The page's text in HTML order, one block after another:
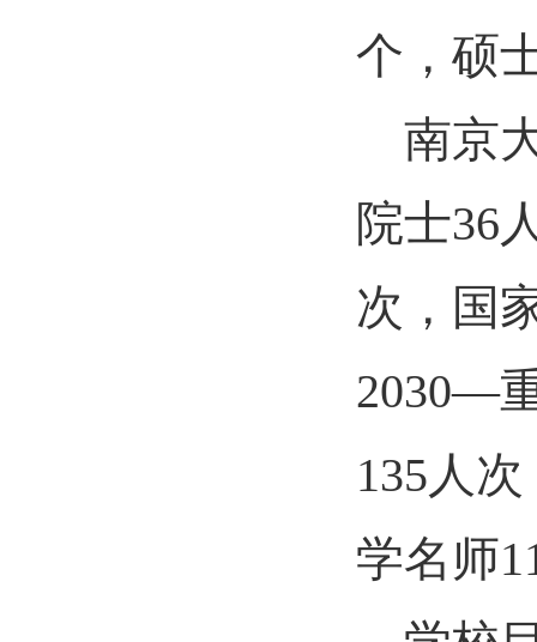
个，硕
南京
院士36
次，国
2030—
135人
学名师